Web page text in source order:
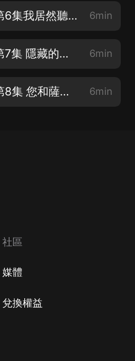
《騎砍之龍與領主》第6集我居然聽得懂龍說話 6min
《騎砍之龍與領主》第7集 隱藏的神射手 6min
《騎砍之龍與領主》第8集 您和薩菲亞的友好度-10 6min
社區
媒體
兌換權益